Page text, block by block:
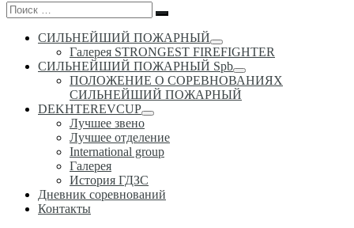
Поиск
Поиск
…
СИЛЬНЕЙШИЙ ПОЖАРНЫЙ
Галерея STRONGEST FIREFIGHTER
СИЛЬНЕЙШИЙ ПОЖАРНЫЙ Spb
ПОЛОЖЕНИЕ О СОРЕВНОВАНИЯХ
СИЛЬНЕЙШИЙ ПОЖАРНЫЙ
DEKHTEREVCUP
Лучшее звено
Лучшее отделение
International group
Галерея
История ГДЗС
Дневник соревнований
Контакты